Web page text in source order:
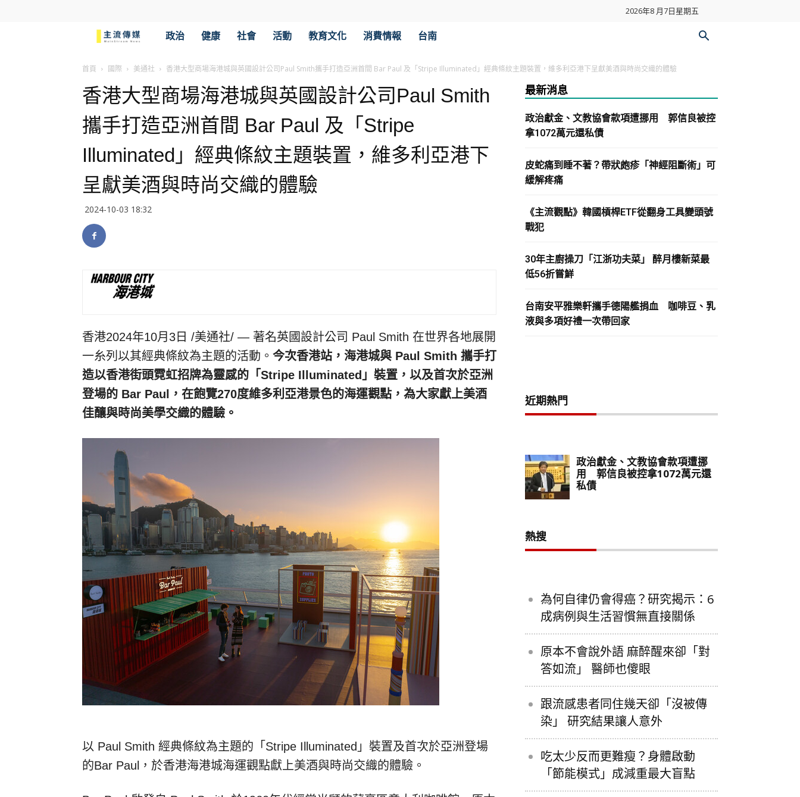
2026年8 月7日星期五
傳
媒
政治 健康 社會 活動 教育文化 消費情報 台南
首頁 國際 美通社 香港大型商場海港城與英國設計公司Paul Smith攜手打造亞洲首間 Bar Paul 及「Stripe Illuminated」經典條紋主題裝置，維多利亞港下呈獻美酒與時尚交織的體驗
香港大型商場海港城與英國設計公司Paul Smith
攜手打造亞洲首間 Bar Paul 及「Stripe
Illuminated」經典條紋主題裝置，維多利亞港下
呈獻美酒與時尚交織的體驗
2024-10-03 18:32
香港2024年10月3日 /美通社/ — 著名英國設計公司 Paul Smith 在世界各地展開
一糸列以其經典條紋為主題的活動。 今次香港站，海港城與 Paul Smith 攜手打
造以香港街頭霓虹招牌為靈感的「Stripe Illuminated 」裝置，以及首次於亞洲
登場的 Bar Paul ，在飽覽270度維多利亞港景色的海運觀點， 為大家獻上美酒
佳釀與時尚美學交織的體驗。
以 Paul Smith 經典條紋為主題的「Stripe Illuminated」裝置及首次於亞洲登場
的Bar Paul，於香港海港城海運觀點獻上美酒與時尚交織的體驗。
最新消息
政治獻金、文教協會款項遭挪用 郭信良被控
拿1072萬元還私債
皮蛇痛到睡不著？帶狀皰疹「神經阻斷術」可
緩解疼痛
《主流觀點》韓國槓桿ETF從翻身工具變頭號
戰犯
30年主廚操刀「江浙功夫菜」 醉月樓新菜最
低56折嘗鮮
台南安平雅樂軒攜手德陽艦捐血 咖啡豆、乳
液與多項好禮一次帶回家
近期熱門
熱搜
為何自律仍會得癌？研究揭示：6
成病例與生活習慣無直接關係
原本不會說外語 麻醉醒來卻「對
答如流」 醫師也傻眼
跟流感患者同住幾天卻「沒被傳
染」 研究結果讓人意外
吃太少反而更難瘦？身體啟動
「節能模式」成減重最大盲點